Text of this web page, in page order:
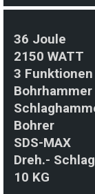
36 Joule
2150 WATT
3 Funktionen
Bohrhammer
Bohrer
SDS-MAX
Dreh.-
10 KG